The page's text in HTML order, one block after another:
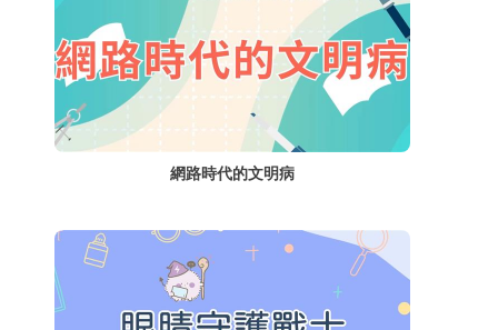
網路時代的文明病